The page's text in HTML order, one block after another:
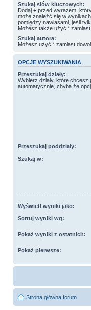
Szukaj słów kluczowych:
Dodaj +przed wyrazem,
może znaleźć się w
pomiędzy nawiasami, jeśli
Możesz także użyć *
Szukaj autora:
Możesz użyć * zamiast
OPCJE WYSZUKIWANIA
Przeszukaj działy:
Wybierz działy, które
automatycznie, chyba że
Przeszukaj poddziały:
Szukaj w:
Wyświetl wyniki jako:
Sortuj wyniki wg:
Pokaż wyniki z ostatnich:
Pokaż pierwsze:
Strona główna forum